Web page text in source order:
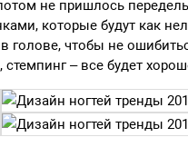
не пришлось
которые будут как
в голове, чтобы не
– все будет